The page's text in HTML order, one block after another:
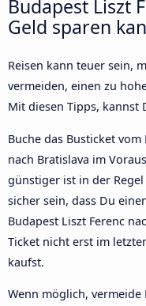
Budapest Liszt
Geld sparen
Reisen kann teuer sein,
vermeiden, einen zu
Mit diesen Tipps, kannst
Buche das Busticket
nach Bratislava im
günstiger ist in der
sicher sein, dass Du
Budapest Liszt Ferenc
Ticket nicht erst im
kaufst.
Wenn möglich, vermeide